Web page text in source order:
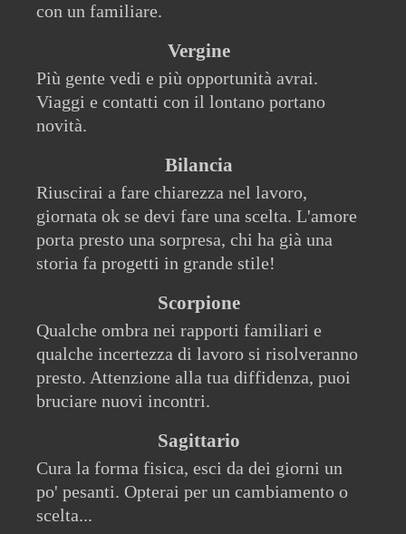
con un familiare.
Vergine
Più gente vedi e più opportunità avrai.
Viaggi e contatti con il lontano portano
novità.
Bilancia
Riuscirai a fare chiarezza nel lavoro,
giornata ok se devi fare una scelta. L'amore
porta presto una sorpresa, chi ha già una
storia fa progetti in grande stile!
Scorpione
Qualche ombra nei rapporti familiari e
qualche incertezza di lavoro si risolveranno
presto. Attenzione alla tua diffidenza, puoi
bruciare nuovi incontri.
Sagittario
Cura la forma fisica, esci da dei giorni un
po' pesanti. Opterai per un cambiamento o
scelta...